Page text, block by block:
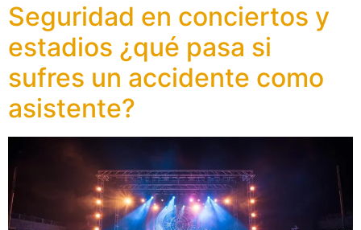
Seguridad en conciertos y
estadios ¿qué pasa si
sufres un accidente como
asistente?